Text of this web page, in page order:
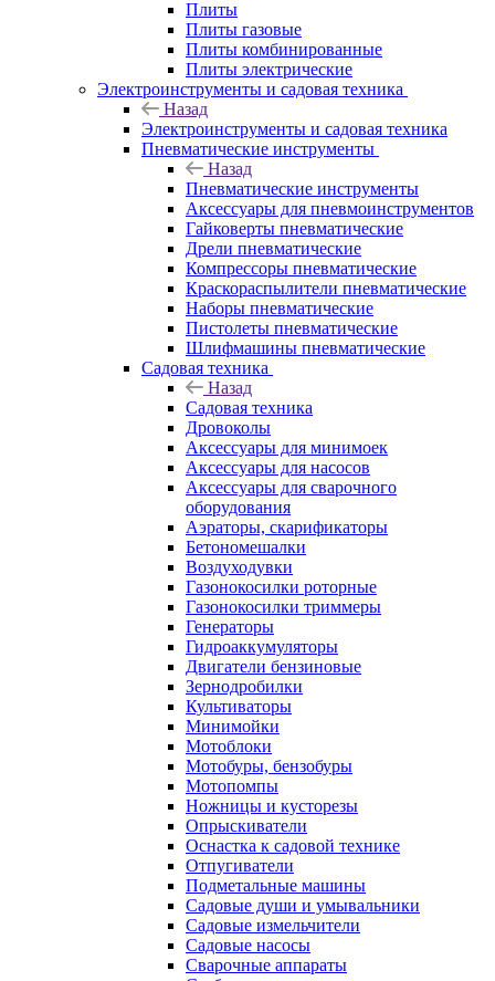
Плиты
Плиты газовые
Плиты комбинированные
Плиты электрические
Электроинструменты и садовая техника
Назад
Электроинструменты и садовая техника
Пневматические инструменты
Назад
Пневматические инструменты
Аксессуары для пневмоинструментов
Гайковерты пневматические
Дрели пневматические
Компрессоры пневматические
Краскораспылители пневматические
Наборы пневматические
Пистолеты пневматические
Шлифмашины пневматические
Садовая техника
Назад
Садовая техника
Дровоколы
Аксессуары для минимоек
Аксессуары для насосов
Аксессуары для сварочного
оборудования
Аэраторы, скарификаторы
Бетономешалки
Воздуходувки
Газонокосилки роторные
Газонокосилки триммеры
Генераторы
Гидроаккумуляторы
Двигатели бензиновые
Зернодробилки
Культиваторы
Минимойки
Мотоблоки
Мотобуры, бензобуры
Мотопомпы
Ножницы и кусторезы
Опрыскиватели
Оснастка к садовой технике
Отпугиватели
Подметальные машины
Садовые души и умывальники
Садовые измельчители
Садовые насосы
Сварочные аппараты